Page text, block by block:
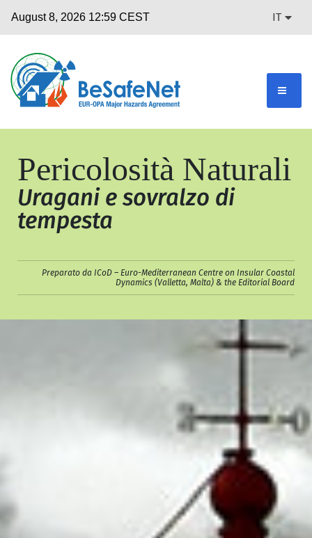
IT
Pericolosità Naturali
Uragani e sovralzo di
tempesta
Preparato da ICoD – Euro-Mediterranean Centre on Insular Coastal
Dynamics (Valletta, Malta) & the Editorial Board